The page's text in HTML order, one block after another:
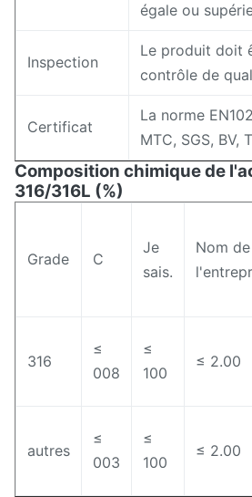
égale ou
Inspection
Le produit doit
contrôle de
Certificat
La norme
MTC, SGS, BV,
Composition chimique de
316/316L (%)
Grade C
Je
sais.
Nom de
316
≤
008
≤
100
≤ 2.00
autres
≤
003
≤
100
≤ 2.00